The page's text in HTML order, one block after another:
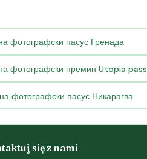
фотографски пасус Гренада
фотографски премин Utopia pass
фотографски пасус Никарагва
się z nami